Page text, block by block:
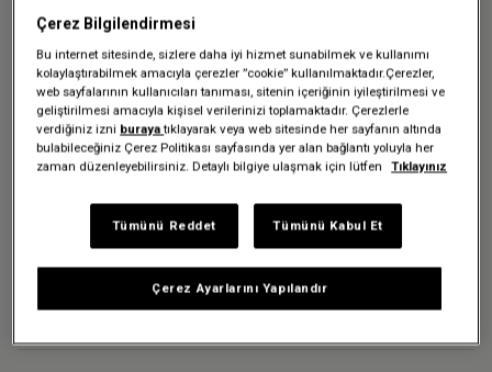
RESIST'R CASE S BRUSHED
METAL TEKERLEKLİ VALİZ
18.999,00 TL
Renk: Brushed Metal
Çerez Bilgilendirmesi
Bu internet sitesinde, sizlere daha iyi hizmet sunabilmek ve kullanımı
kolaylaştırabilmek amacıyla çerezler ”cookie” kullanılmaktadır.Çerezler,
web sayfalarının kullanıcıları tanıması, sitenin içeriğinin iyileştirilmesi ve
geliştirilmesi amacıyla kişisel verilerinizi toplamaktadır. Çerezlerle
verdiğiniz izni burayatıklayarak veya web sitesinde her sayfanın altında
bulabileceğiniz Çerez Politikası sayfasında yer alan bağlantı yoluyla her
zaman düzenleyebilirsiniz. Detaylı bilgiye ulaşmak için lütfen
Tıklayınız
Çerez Ayarlarını Yapılandır
Tümünü Reddet Tümünü Kabul Et